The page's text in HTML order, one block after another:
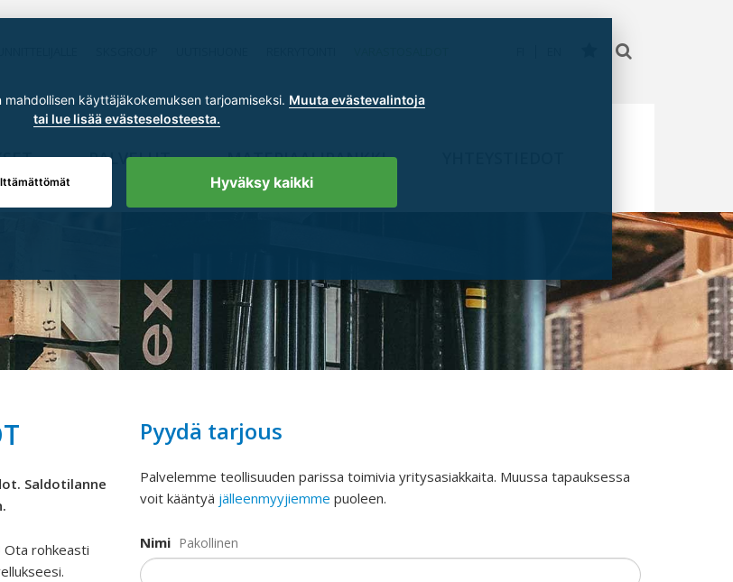
PALVELUT MATERIAALIPANKKI
Saldotilanne
Ota rohkeasti
Pyydä tarjous
Palvelemme teollisuuden parissa toimivia yritysasiakkaita. Muussa tapauksessa
voit kääntyä jälleenmyyjiemme puoleen.
Nimi Pakollinen
käyttäjäkokemuksen tarjoamiseksi. Muuta evästevalintoja
tai lue lisää evästeselosteesta.
Hyväksy kaikki